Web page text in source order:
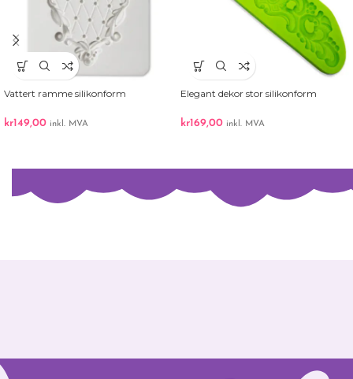
Vattert ramme silikonform
kr149,00 inkl. MVA
Elegant dekor stor silikonform
kr169,00 inkl. MVA